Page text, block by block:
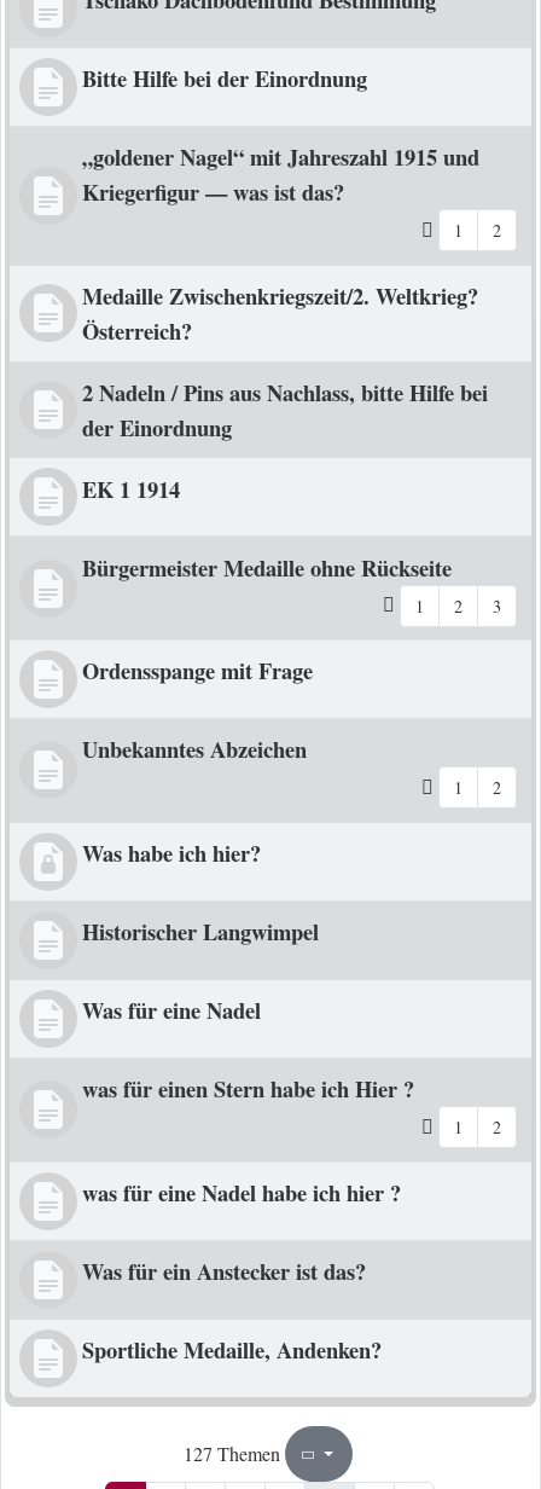
Bitte Hilfe bei der Einordnung
„goldener Nagel“ mit Jahreszahl 1915 und
Kriegerfigur — was ist das?
1 2
Medaille Zwischenkriegszeit/2. Weltkrieg?
Österreich?
2 Nadeln / Pins aus Nachlass, bitte Hilfe bei
der Einordnung
EK 1 1914
Bürgermeister Medaille ohne Rückseite
1 2 3
Ordensspange mit Frage
Unbekanntes Abzeichen
1 2
Was habe ich hier?
Historischer Langwimpel
Was für eine Nadel
was für einen Stern habe ich Hier ?
1 2
was für eine Nadel habe ich hier ?
Was für ein Anstecker ist das?
Sportliche Medaille, Andenken?
127 Themen Seite1